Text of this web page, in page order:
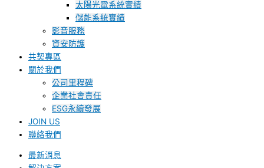
太陽光電系統實績
儲能系統實績
影音服務
資安防護
共契專區
關於我們
公司里程碑
企業社會責任
ESG永續發展
JOIN US
聯絡我們
最新消息